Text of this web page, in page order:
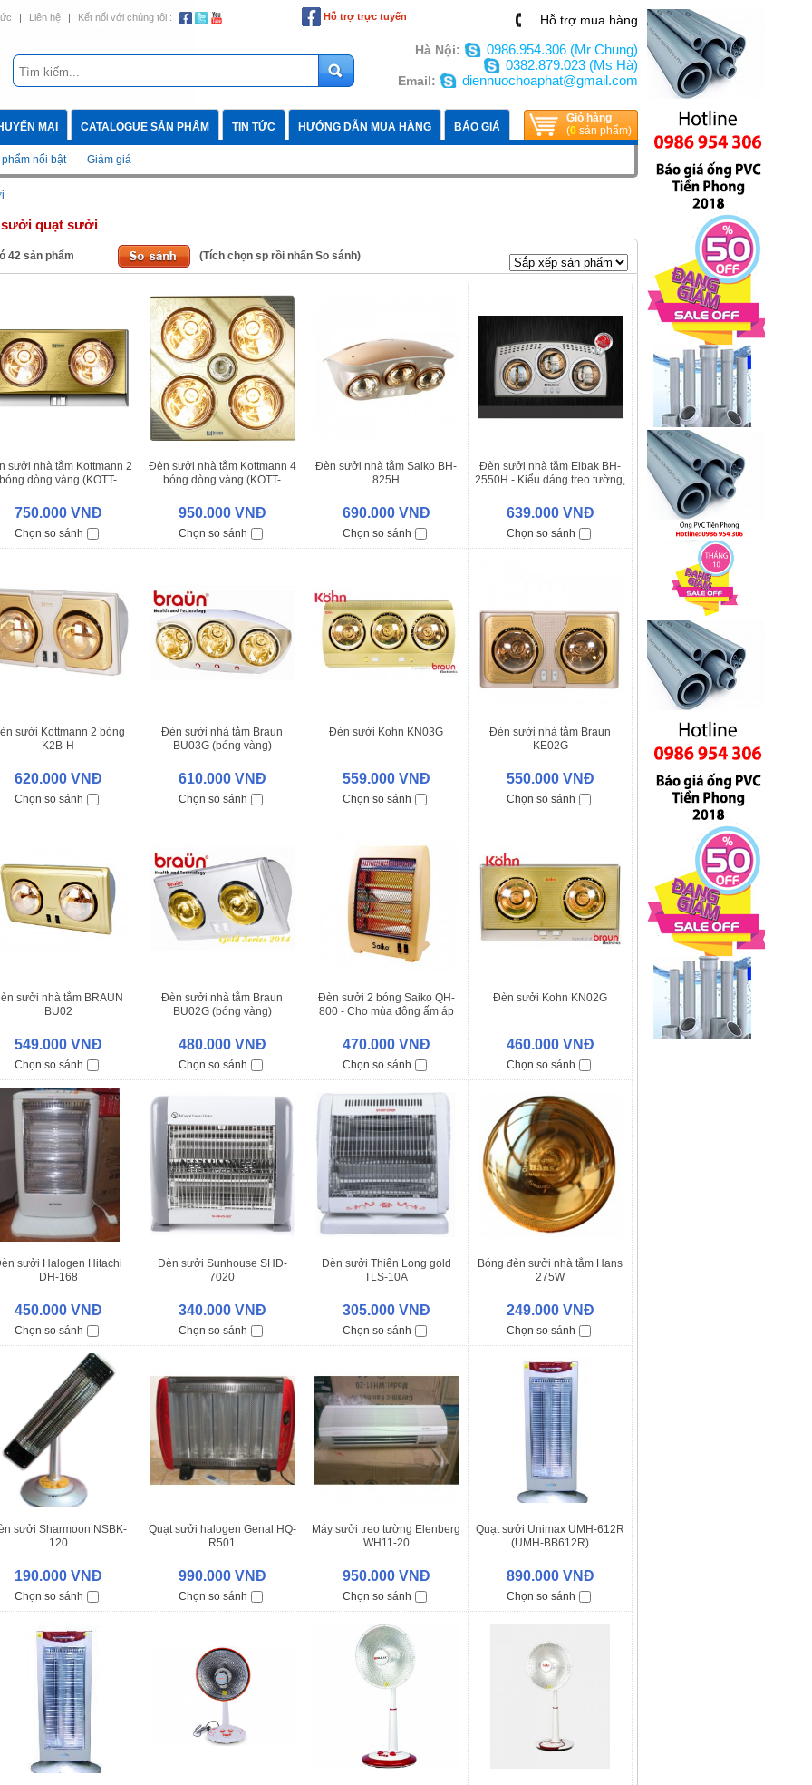
| Liên hệ | Kết nối với chúng tôi : Hỗ trợ mua hàng
Hà Nội:
0986.954.306 (Mr Chung)
0382.879.023 (Ms Hà)
Email: diennuochoaphat@gmail.com
Hỗ trợ trực tuyến
MẠI CATALOGUE SẢN PHẨM TIN TỨC HƯỚNG DẪN MUA HÀNG BÁO GIÁ
Giỏ hàng
(0 sản phẩm)
nổi bật Giảm giá
quạt sưởi
42 sản phẩm (Tích chọn sp rồi nhấn So sánh)
sưởi nhà tắm Kottmann 2
bóng dòng vàng (KOTT-
750.000 VNĐ
Chọn so sánh
Đèn sưởi nhà tắm Kottmann 4
bóng dòng vàng (KOTT-
950.000 VNĐ
Chọn so sánh
Đèn sưởi nhà tắm Saiko BH-
825H
690.000 VNĐ
Chọn so sánh
Đèn sưởi nhà tắm Elbak BH-
2550H - Kiểu dáng treo tường,
639.000 VNĐ
Chọn so sánh
sưởi Kottmann 2 bóng
K2B-H
620.000 VNĐ
Chọn so sánh
Đèn sưởi nhà tắm Braun
BU03G (bóng vàng)
610.000 VNĐ
Chọn so sánh
Đèn sưởi Kohn KN03G
559.000 VNĐ
Chọn so sánh
Đèn sưởi nhà tắm Braun
KE02G
550.000 VNĐ
Chọn so sánh
sưởi nhà tắm BRAUN
BU02
549.000 VNĐ
Chọn so sánh
Đèn sưởi nhà tắm Braun
BU02G (bóng vàng)
480.000 VNĐ
Chọn so sánh
Đèn sưởi 2 bóng Saiko QH-
800 - Cho mùa đông ấm áp
470.000 VNĐ
Chọn so sánh
Đèn sưởi Kohn KN02G
460.000 VNĐ
Chọn so sánh
sưởi Halogen Hitachi
DH-168
450.000 VNĐ
Chọn so sánh
Đèn sưởi Sunhouse SHD-
7020
340.000 VNĐ
Chọn so sánh
Đèn sưởi Thiên Long gold
TLS-10A
305.000 VNĐ
Chọn so sánh
Bóng đèn sưởi nhà tắm Hans
275W
249.000 VNĐ
Chọn so sánh
sưởi Sharmoon NSBK-
120
190.000 VNĐ
Chọn so sánh
Quạt sưởi halogen Genal HQ-
R501
990.000 VNĐ
Chọn so sánh
Máy sưởi treo tường Elenberg
WH11-20
950.000 VNĐ
Chọn so sánh
Quạt sưởi Unimax UMH-612R
(UMH-BB612R)
890.000 VNĐ
Chọn so sánh